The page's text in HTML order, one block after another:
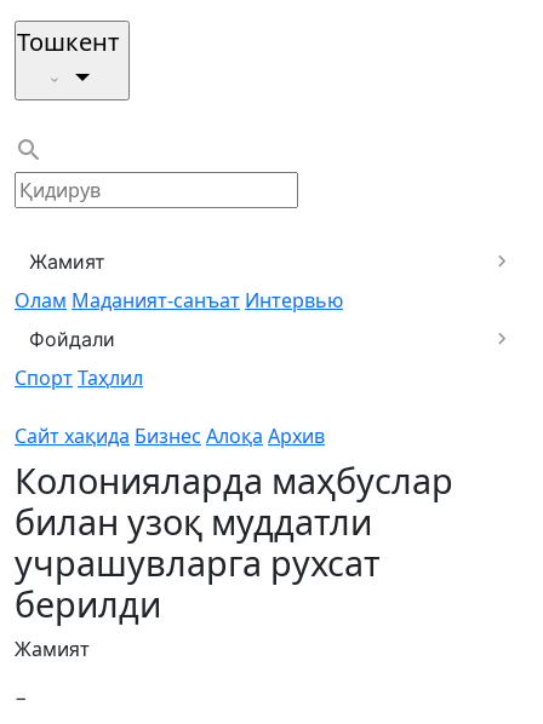
Тошкент
Жамият
Олам Маданият-санъат Интервью
Фойдали
СпортТаҳлил
Сайт хақида Бизнес Алоқа Архив
Колонияларда маҳбуслар
билан узоқ муддатли
учрашувларга рухсат
берилди
Жамият
−